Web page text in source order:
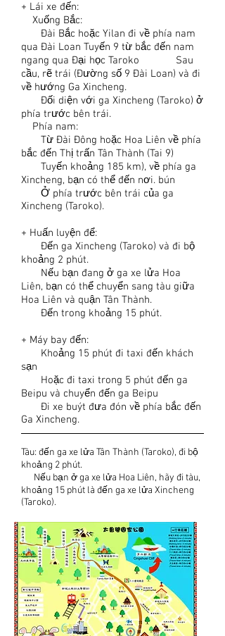
+ Lái xe đến:
Xuống Bắc:
Đài Bắc hoặc Yilan đi về phía nam
qua Đài Loan Tuyến 9 từ bắc đến nam
ngang qua Đại học Taroko Sau
cầu, rẽ trái (Đường số 9 Đài Loan) và đi
về hướng Ga Xincheng.
Đối diện với ga Xincheng (Taroko) ở
phía trước bên trái.
Phía nam:
Từ Đài Đông hoặc Hoa Liên về phía
bắc đến Thị trấn Tân Thành (Tai 9)
Tuyến khoảng 185 km), về phía ga
Xincheng, bạn có thể đến nơi. bún
Ở phía trước bên trái của ga
Xincheng (Taroko).
+ Huấn luyện để:
Đến ga Xincheng (Taroko) và đi bộ
khoảng 2 phút.
Nếu bạn đang ở ga xe lửa Hoa
Liên, bạn có thể chuyển sang tàu giữa
Hoa Liên và quận Tân Thành.
Đến trong khoảng 15 phút.
+ Máy bay đến:
Khoảng 15 phút đi taxi đến khách
sạn
Hoặc đi taxi trong 5 phút đến ga
Beipu và chuyển đến ga Beipu
Đi xe buýt đưa đón về phía bắc đến
Ga Xincheng.
Tàu: đến ga xe lửa Tân Thành (Taroko), đi bộ
khoảng 2 phút.
Nếu bạn ở ga xe lửa Hoa Liên, hãy đi tàu,
khoảng 15 phút là đến ga xe lửa Xincheng
(Taroko).